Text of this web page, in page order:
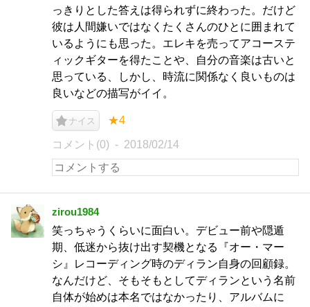
っきりとした答えは得られずに終わった。だけど
彼は人間嫌いではなくたくさんのひとに囲まれて
いるようにも思った。エレキを売ってアコーステ
ィックギターを得たことや、自分の音楽は古いと
思っている、しかし、時流に関係なく良いものは
良いなどの描写がイイ。
ナイス ★4
コメント(0) 2018/02/14
zirou1984
笑っちゃうくらいに面白い。デビュー前や隠遁
期、低迷から抜け出す契機となる『オー・マー
シ』レコーディング時のディラン自身の回顧録。
なんだけど、そもそもとしてディランという名前
自体が始めは本名ではなかったり、アルバムに